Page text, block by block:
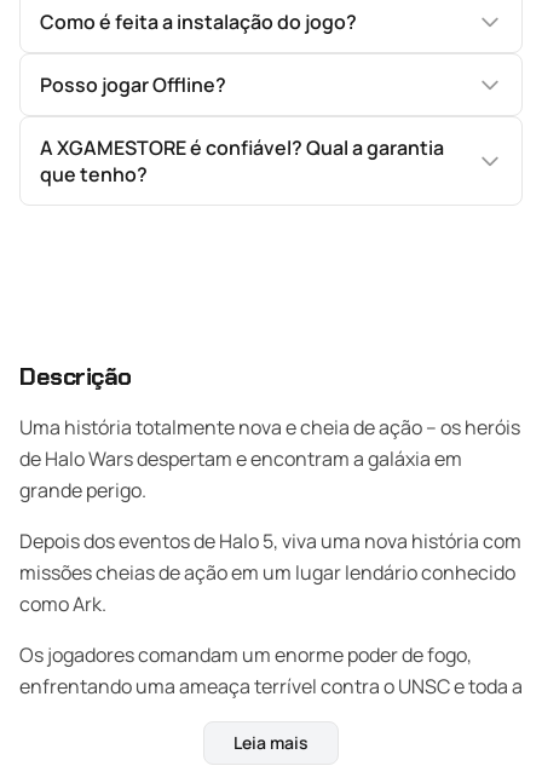
Como é feita a instalação do jogo?
Posso jogar Offline?
A XGAMESTORE é confiável? Qual a garantia
que tenho?
Descrição
Uma história totalmente nova e cheia de ação – os heróis
de Halo Wars despertam e encontram a galáxia em
grande perigo.
Depois dos eventos de Halo 5, viva uma nova história com
missões cheias de ação em um lugar lendário conhecido
como Ark.
Os jogadores comandam um enorme poder de fogo,
enfrentando uma ameaça terrível contra o UNSC e toda a
humanidade em grandes batalhas.
Monte seu Exército em Halo – construa suas bases,
Leia mais